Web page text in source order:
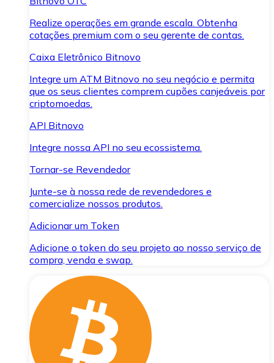
Realize operações em grande escala. Obtenha
cotações premium com o seu gerente de contas.
Caixa Eletrônico Bitnovo
Integre um ATM Bitnovo no seu negócio e permita
que os seus clientes comprem cupões canjeáveis por
criptomoedas.
API Bitnovo
Integre nossa API no seu ecossistema.
Tornar-se Revendedor
Junte-se à nossa rede de revendedores e
comercialize nossos produtos.
Adicionar um Token
Adicione o token do seu projeto ao nosso serviço de
compra, venda e swap.